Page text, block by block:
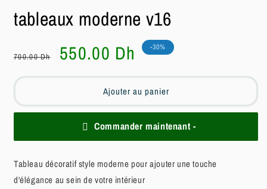
média
1
fenêtre
modale
tableaux moderne v16
habituel
700.00 Dh
Prix
soldé
550.00 Dh -30%
Ajouter au panier
Commander maintenant -
Tableau décoratif style moderne pour ajouter une touche
d'élégance au sein de votre intérieur